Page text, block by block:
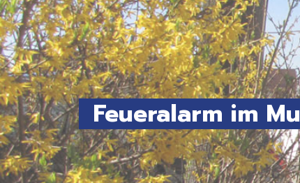
Feueralarm im